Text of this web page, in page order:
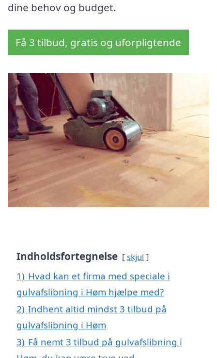
dine behov og budget.
Få 3 tilbud, gratis og uforpligtende
Indholdsfortegnelse skjul
1) Hvad kan et firma med speciale i
gulvafslibning i Høm hjælpe med?
2) Indhent altid mindst 3 tilbud på
gulvafslibning i Høm
3) Få nemt 3 tilbud på gulvafslibning i